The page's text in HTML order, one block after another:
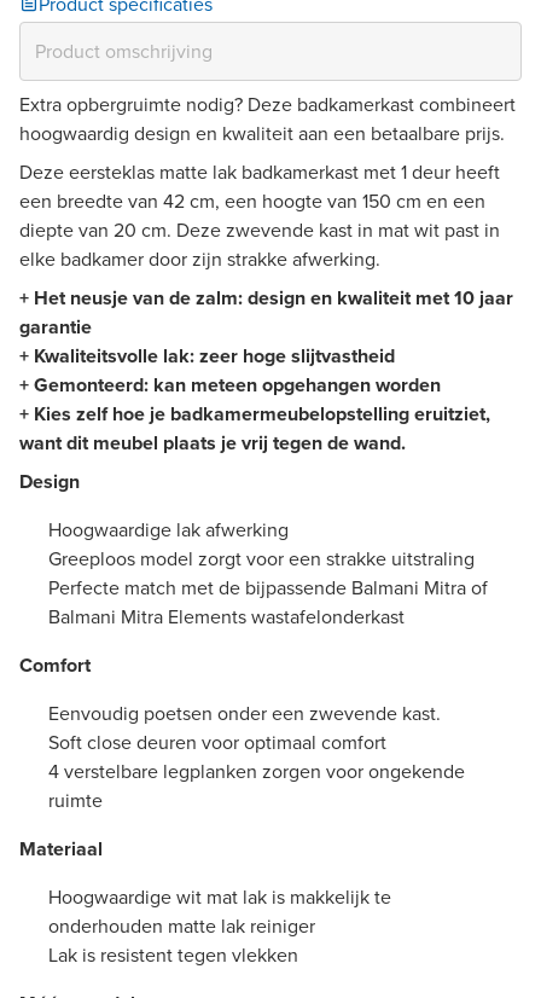
Extra opbergruimte nodig? Deze badkamerkast combineert
hoogwaardig design en kwaliteit aan een betaalbare prijs.
Deze eersteklas matte lak badkamerkast met 1 deur heeft
een breedte van 42 cm, een hoogte van 150 cm en een
diepte van 20 cm. Deze zwevende kast in mat wit past in
elke badkamer door zijn strakke afwerking.
+ Het neusje van de zalm: design en kwaliteit met 10 jaar
garantie
+ Kwaliteitsvolle lak: zeer hoge slijtvastheid
+ Gemonteerd: kan meteen opgehangen worden
+ Kies zelf hoe je badkamermeubelopstelling eruitziet,
want dit meubel plaats je vrij tegen de wand.
Design
Hoogwaardige lak afwerking
Greeploos model zorgt voor een strakke uitstraling
Perfecte match met de bijpassende Balmani Mitra of
Balmani Mitra Elements wastafelonderkast
Comfort
Eenvoudig poetsen onder een zwevende kast.
Soft close deuren voor optimaal comfort
4 verstelbare legplanken zorgen voor ongekende
ruimte
Materiaal
Hoogwaardige wit mat lak is makkelijk te
onderhouden matte lak reiniger
Lak is resistent tegen vlekken